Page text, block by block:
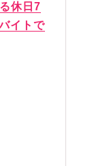
休日7
イトで